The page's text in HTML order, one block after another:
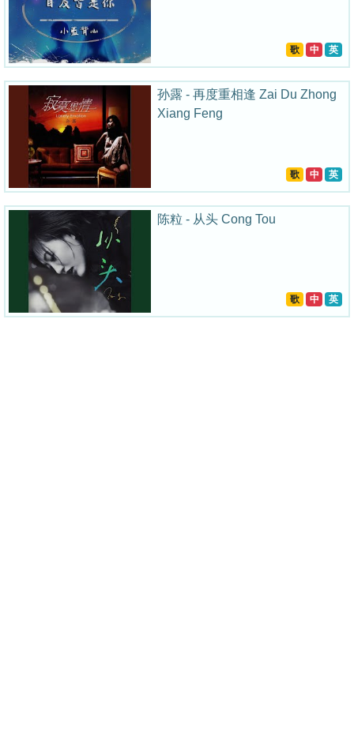
歌 中 英
孙露 - 再度重相逢 Zai Du Zhong
Xiang Feng
歌 中 英
陈粒 - 从头 Cong Tou
歌 中 英